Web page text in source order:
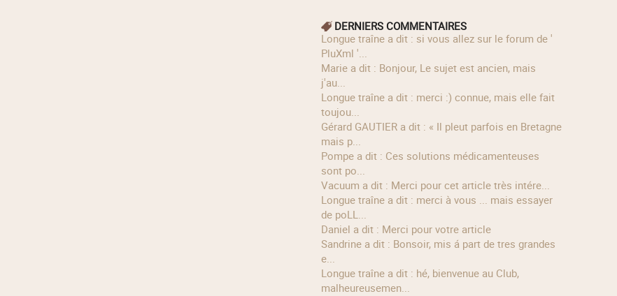
DERNIERS COMMENTAIRES
longue traîne a dit : si vous allez sur le forum de '
PluXml '...
Marie a dit : Bonjour, Le sujet est ancien, mais
j'au...
longue traîne a dit : merci :) connue, mais elle fait
toujou...
Gérard GAUTIER a dit : « Il pleut parfois en Bretagne
mais p...
Pompe a dit : Ces solutions médicamenteuses
sont po...
Vacuum a dit : Merci pour cet article très intére...
longue traîne a dit : merci à vous ... mais essayer
de poLL...
Daniel a dit : Merci pour votre article
Sandrine a dit : Bonsoir, mis á part de tres grandes
e...
longue traîne a dit : hé, bienvenue au Club,
malheureusemen...